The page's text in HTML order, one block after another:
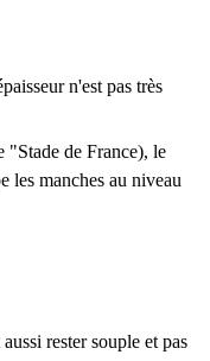
n'est pas très
"Stade de France), le
les manches au niveau
rester souple et pas